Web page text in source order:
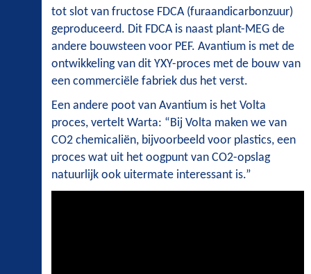
tot slot van fructose FDCA (furaandicarbonzuur)
geproduceerd. Dit FDCA is naast plant-MEG de
andere bouwsteen voor PEF. Avantium is met de
ontwikkeling van dit YXY-proces met de bouw van
een commerciële fabriek dus het verst.
Een andere poot van Avantium is het Volta
proces, vertelt Warta: “Bij Volta maken we van
CO2 chemicaliën, bijvoorbeeld voor plastics, een
proces wat uit het oogpunt van CO2-opslag
natuurlijk ook uitermate interessant is.”